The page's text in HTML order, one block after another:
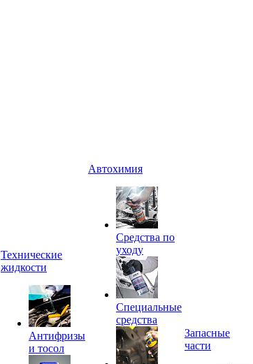
Технические
жидкости
Антифризы
и тосол
Автохимия
Средства по
уходу
Специальные
средства
Запасные
части